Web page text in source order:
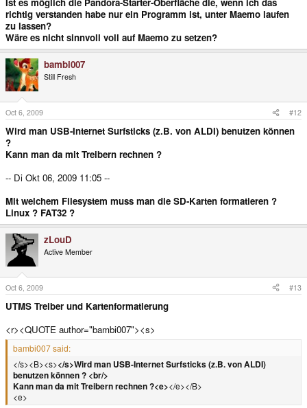
richtig verstanden habe nur ein Programm ist, unter Maemo laufen
zu lassen?
Wäre es nicht sinnvoll voll auf Maemo zu setzen?
bambi007
Still Fresh
Oct 6, 2009 #12
Wird man USB-Internet Surfsticks (z.B. von ALDI) benutzen können
?
Kann man da mit Treibern rechnen ?
-- Di Okt 06, 2009 11:05 --
Mit welchem Filesystem muss man die SD-Karten formatieren ?
Linux ? FAT32 ?
zLouD
Active Member
Oct 6, 2009 #13
UTMS Treiber und Kartenformatierung
<r><QUOTE author="bambi007"><s>
bambi007 said:
</s><B><s></s>Wird man USB-Internet Surfsticks (z.B. von ALDI)
benutzen können ? <br/>
Kann man da mit Treibern rechnen ?<e></e></B>
<e>